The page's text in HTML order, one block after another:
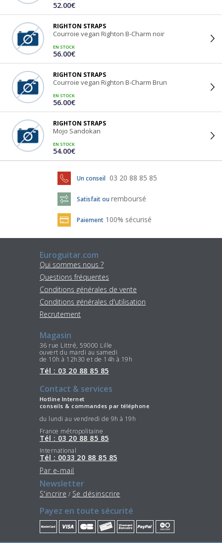
52.00€
RIGHTON STRAPS
Courroie vegan Righton B-Charm noir
EN STOCK
56.00€
RIGHTON STRAPS
Courroie vegan Righton B-Charm Brun
EN STOCK
56.00€
RIGHTON STRAPS
Mojo Sandokan
EN STOCK
54.00€
Un conseil 03 20 88 85 85
Satisfait ou remboursé
Paiement 100% sécurisé
Euroguitar.com
Qui sommes nous ?
Questions fréquentes
Conditions générales de vente
Conditions générales d'utilisation
Recrutement
Magasin
36 rue Littré, 59000 Lille
ouvert du mardi au samedi
de 10h à 12h30 et de 14h à 19h
Tél : 03 20 88 85 85
Contact & services
Hotline Internet
conseils & commandes par téléphone
du lundi au vendredi de 9h à 19h
France métropolitaine
Tél : 03 20 88 85 85
International
Tél : 0033 20 88 85 85
Par e-mail
Newsletter
S'incrire / Se désinscrire
Payez en toute sécurité